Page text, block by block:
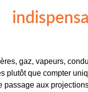
gaz, vapeurs,
plutôt que compter
passage aux